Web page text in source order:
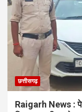
छत्तीसगढ़
Raigarh News :